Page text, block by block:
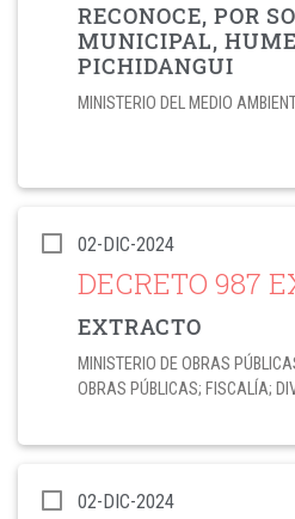
RECONOCE, POR
MUNICIPAL,
PICHIDANGUI
MINISTERIO DEL MEDIO
02-DIC-2024
DECRETO 987
EXTRACTO
MINISTERIO DE OBRAS
OBRAS PÚBLICAS; FISCALÍA;
02-DIC-2024